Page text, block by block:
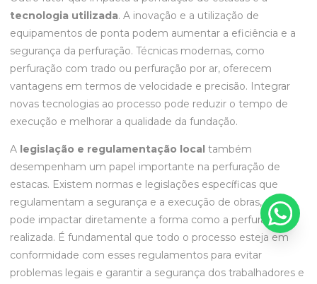
tecnologia utilizada. A inovação e a utilização de
equipamentos de ponta podem aumentar a eficiência e a
segurança da perfuração. Técnicas modernas, como
perfuração com trado ou perfuração por ar, oferecem
vantagens em termos de velocidade e precisão. Integrar
novas tecnologias ao processo pode reduzir o tempo de
execução e melhorar a qualidade da fundação.
A legislação e regulamentação local também
desempenham um papel importante na perfuração de
estacas. Existem normas e legislações específicas que
regulamentam a segurança e a execução de obras, o que
pode impactar diretamente a forma como a perfuração é
realizada. É fundamental que todo o processo esteja em
conformidade com esses regulamentos para evitar
problemas legais e garantir a segurança dos trabalhadores e